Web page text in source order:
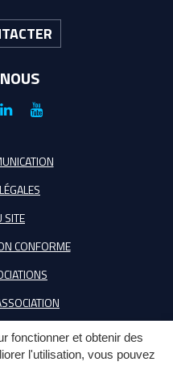
fonctionner et obtenir des
l'utilisation, vous pouvez
Lien
le
compte
Linkedin
Lien
la
Youtube
SITE
CONFORME